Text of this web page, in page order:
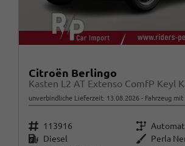
Citroën Berlingo
Kasten L2 AT Extenso ComfP Keyl
unverbindliche Lieferzeit: 13.08.2026 Fahrzeug mit
Fahrzeugnr. 113916 Getriebe
Kraftstoff Diesel Außenfarbe